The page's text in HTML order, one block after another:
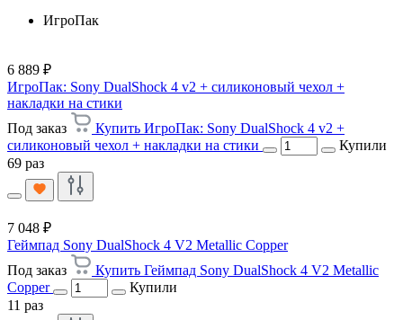
ИгроПак
6 889 ₽
ИгроПак: Sony DualShock 4 v2 + силиконовый чехол +
накладки на стики
Под заказ
Купить ИгроПак: Sony DualShock 4 v2 +
силиконовый чехол + накладки на стики
Купили
69 раз
7 048 ₽
Геймпад Sony DualShock 4 V2 Metallic Copper
Под заказ
Купить Геймпад Sony DualShock 4 V2 Metallic
Copper
Купили
11 раз